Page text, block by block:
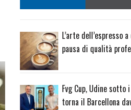
L’arte dell’espresso
pausa di qualità
Fvg Cup, Udine
torna il Barcellona